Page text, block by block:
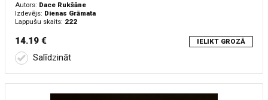
Autors: Dace Rukšāne
Izdevējs: Dienas Grāmata
Lappušu skaits: 222
14.19 € IELIKT GROZĀ
Salīdzināt